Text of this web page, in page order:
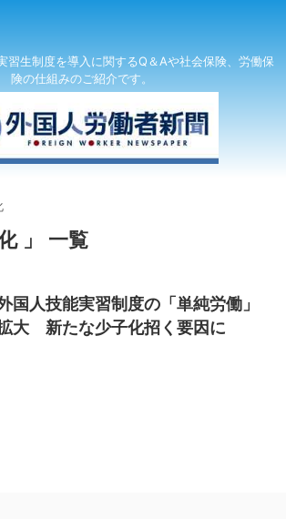
習生制度を導入に関するQ＆Aや社会保険、労働保
険の仕組みのご紹介です。
」 一覧
国人技能実習制度の「単純労働」
大 新たな少子化招く要因に